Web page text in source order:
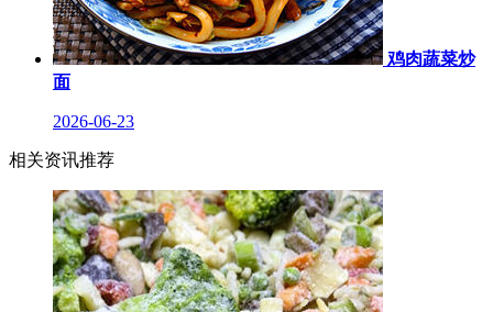
鸡肉蔬菜炒
面
2026-06-23
相关资讯推荐